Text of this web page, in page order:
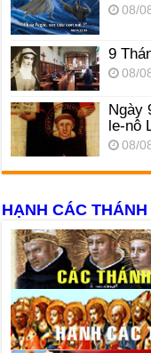
08/
9
08/
Ngày
le-nô
08/
HẠNH CÁC THÁNH